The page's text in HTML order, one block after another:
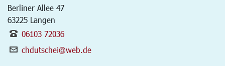
Berliner Allee 47
63225 Langen
06103 72036
chdutschei@web.de